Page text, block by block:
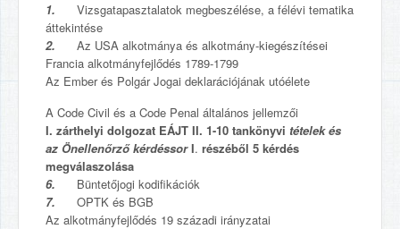
1. Vizsgatapasztalatok megbeszélése, a félévi tematika
áttekintése
2. Az USA alkotmánya és alkotmány-kiegészítései
Francia alkotmányfejlődés 1789-1799
Az Ember és Polgár Jogai deklarációjának utóélete
A Code Civil és a Code Penal általános jellemzői
I. zárthelyi dolgozat EÁJT II. 1-10 tankönyvi tételek és
az Önellenőrző kérdéssorI. részéből 5 kérdés
megválaszolása
6. Büntetőjogi kodifikációk
7. OPTK és BGB
Az alkotmányfejlődés 19 századi irányzatai